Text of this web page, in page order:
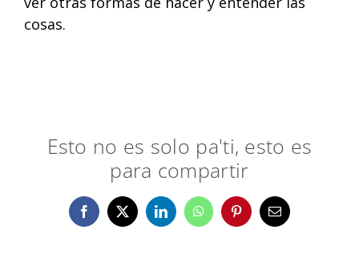
cosas.
Esto no es solo pa'ti, esto es
para compartir
Facebook
X LinkedInWhatsAppPinterestCorreo
electrónico